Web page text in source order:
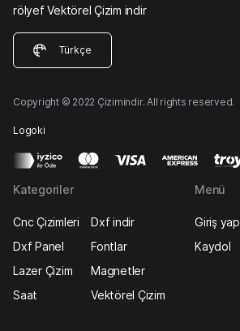
rölyef Vektörel Çizim indir
Türkçe
Copyright © 2022 Çizimindir. All rights reserved.
Logoki
Kategoriler
Cnc Çizimleri
Dxf indir
Dxf Panel
Fontlar
Lazer Çizim
Magnetler
Saat
Vektörel Çizim
Menü
Giriş yap
Kaydol